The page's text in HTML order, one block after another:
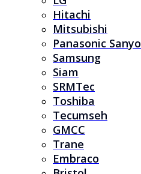
Hitachi
Mitsubishi
Panasonic Sanyo
Samsung
Siam
SRMTec
Toshiba
Tecumseh
GMCC
Trane
Embraco